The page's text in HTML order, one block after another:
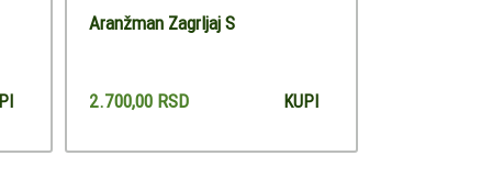
Aranžman Zagrljaj S
2.700,00 RSD KUPI